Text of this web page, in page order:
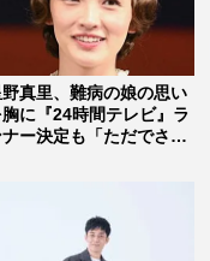
真里、難病の娘の思い
胸に『24時間テレビ』ラ
ナー決定も「ただでさえ